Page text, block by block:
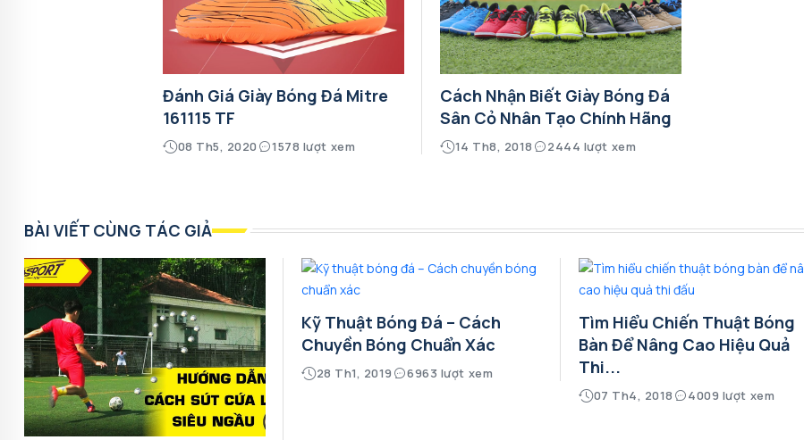
Đánh Giá Giày Bóng Đá Mitre
161115 TF
08 Th5, 2020 1578 lượt xem
Cách Nhận Biết Giày Bóng Đá
Sân Cỏ Nhân Tạo Chính Hãng
14 Th8, 2018 2444 lượt xem
BÀI VIẾT CÙNG TÁC GIẢ
Kỹ Thuật Bóng Đá – Cách
Chuyền Bóng Chuẩn Xác
28 Th1, 2019 6963 lượt xem
Tìm Hiểu Chiến Thuật Bóng
Bàn Để Nâng Cao Hiệu Quả
Thi...
07 Th4, 2018 4009 lượt xem